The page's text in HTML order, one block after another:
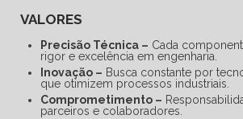
VALORES
Precisão Técnica – Cada
rigor e excelência em engenharia.
Inovação – Busca constante por
que otimizem processos industriais.
Comprometimento –
parceiros e colaboradores.